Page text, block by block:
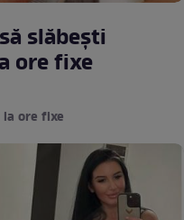
slăbești
ore fixe
ore fixe